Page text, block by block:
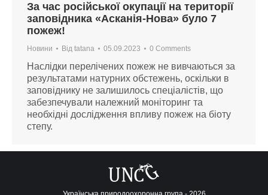
За час російської окупації на території
заповідника «Асканія-Нова» було 7
пожеж!
Новини Від tatana 05.09.2023 0 Comments
Наслідки перелічених пожеж не вивчаються за
результатами натурних обстежень, оскільки в
заповіднику не залишилось спеціалістів, що
забезпечували належний моніторинг та
необхідні дослідження впливу пожеж на біоту
степу.